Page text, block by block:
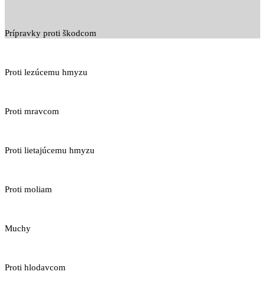
Prípravky proti škodcom
Proti lezúcemu hmyzu
Proti mravcom
Proti lietajúcemu hmyzu
Proti moliam
Muchy
Proti hlodavcom